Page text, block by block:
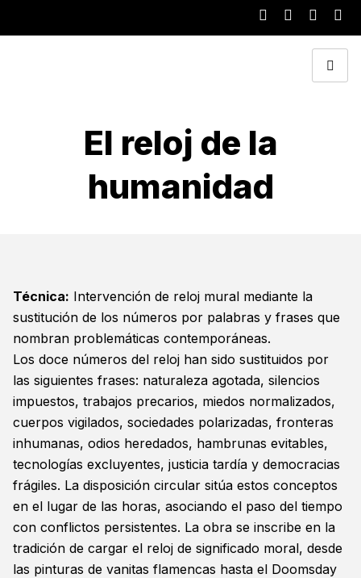
El reloj de la
humanidad
Técnica: Intervención de reloj mural mediante la
sustitución de los números por palabras y frases que
nombran problemáticas contemporáneas.
Los doce números del reloj han sido sustituidos por
las siguientes frases: naturaleza agotada, silencios
impuestos, trabajos precarios, miedos normalizados,
cuerpos vigilados, sociedades polarizadas, fronteras
inhumanas, odios heredados, hambrunas evitables,
tecnologías excluyentes, justicia tardía y democracias
frágiles. La disposición circular sitúa estos conceptos
en el lugar de las horas, asociando el paso del tiempo
con conflictos persistentes. La obra se inscribe en la
tradición de cargar el reloj de significado moral, desde
las pinturas de vanitas flamencas hasta el Doomsday